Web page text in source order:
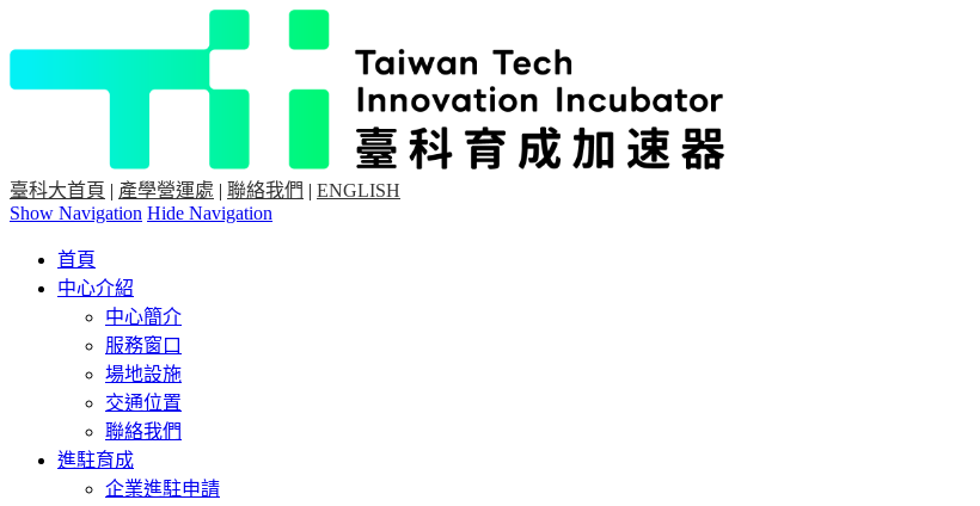
臺科大首頁 | 產學營運處 | 聯絡我們 | ENGLISH
Show Navigation Hide Navigation
首頁
中心介紹
中心簡介
服務窗口
場地設施
交通位置
聯絡我們
進駐育成
企業進駐申請